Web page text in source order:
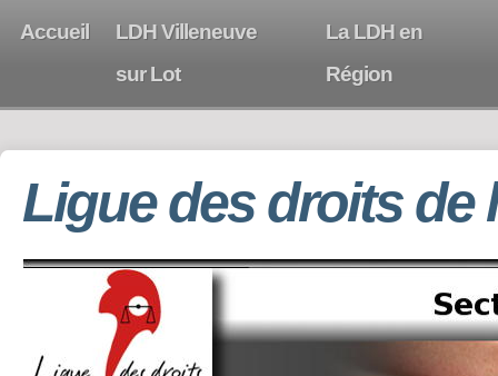
Accueil
LDH Villeneuve
sur Lot
La LDH en
Région
Ligue des droits de